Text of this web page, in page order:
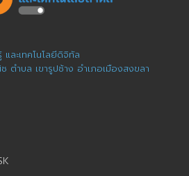
ละเทคโนโลยีดิจิทัล
ตำบล เขารูปช้าง อำเภอเมืองสงขลา